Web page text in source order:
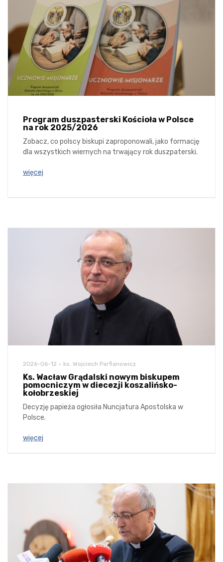
Program duszpasterski Kościoła w Polsce
na rok 2025/2026
Zobacz, co polscy biskupi zaproponowali, jako formację
dla wszystkich wiernych na trwający rok duszpaterski.
więcej
2026-06-12 ks. Wojciech Parfianowicz
Ks. Wacław Grądalski nowym biskupem
pomocniczym w diecezji koszalińsko-
kołobrzeskiej
Decyzję papieża ogłosiła Nuncjatura Apostolska w
Polsce.
więcej